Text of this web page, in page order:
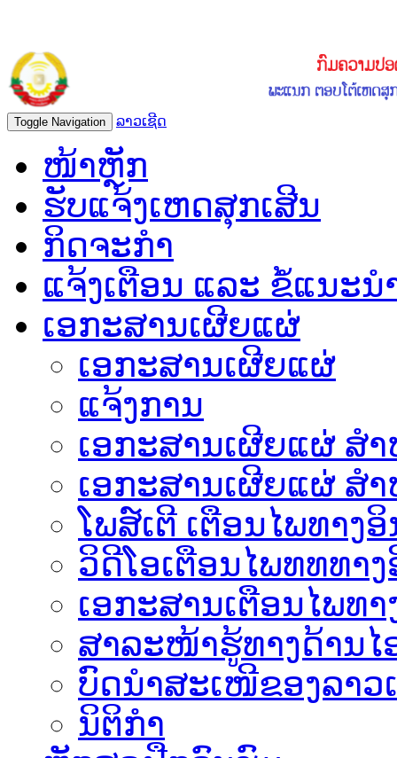
Toggle Navigation ລາວເຊີດ
ໜ້າຫຼັກ
ຮັບແຈ້ງເຫດສຸກເສີນ
ກິດຈະກຳ
ແຈ້ງເຕືອນ ແລະ ຂໍ້ແນະນ
ເອກະສານເຜີຍແຜ່
ເອກະສານເຜີຍແຜ່
ແຈ້ງການ
ເອກະສານເຜີຍແຜ່ ສ
ເອກະສານເຜີຍແຜ່ ສ
ໂພສ໌ເຕີ ເຕືອນໄພທາງອິ
ວິດີໂອເຕືອນໄພທທທາງ
ເອ​ກະ​ສານເຕືອນໄພທາ
ສາລະໜ້າຮູ້ທາງດ້ານໄ
ບົດນຳສະເໜີຂອງລາວ
ນິຕິກຳ